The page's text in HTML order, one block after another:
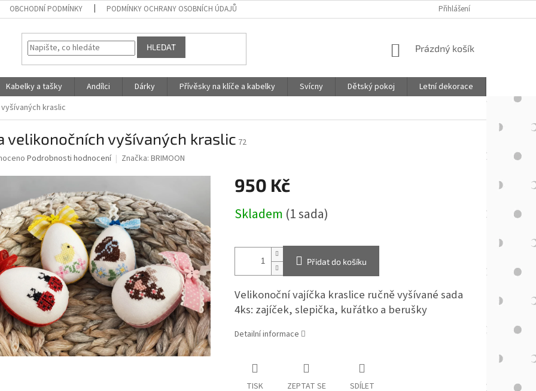
OBCHODNÍ PODMÍNKY PODMÍNKY OCHRANY OSOBNÍCH ÚDAJŮ Přihlášení
HLEDAT
NÁKUPNÍ
Prázdný košík
Kabelky a tašky Andílci Dárky Přívěsky na klíče a kabelky Svícny Dětský pokoj Letní dekorace
kraslic
velikonočních vyšívaných kraslic 72
Podrobnosti hodnocení Značka: BRIMOON
950 Kč
cena:
Skladem (1 sada)
Přidat do košíku
Velikonoční vajíčka kraslice ručně vyšívané sada
4ks: zajíček, slepička, kuřátko a berušky
Detailní informace
TISK ZEPTAT SE SDÍLET